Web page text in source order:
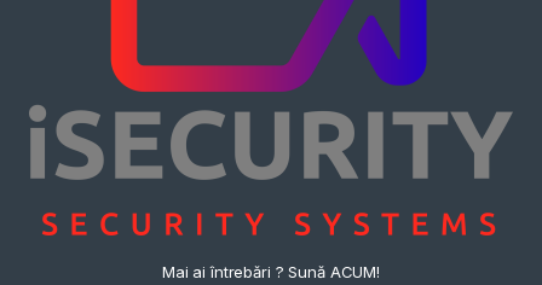
Mai ai întrebări ? Sună ACUM!